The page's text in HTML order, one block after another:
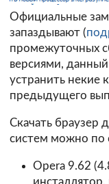
Официальные
запаздывают (
промежуточных
версиями,
устранить некие
предыдущего
Скачать браузер
систем можно
Opera 9.62